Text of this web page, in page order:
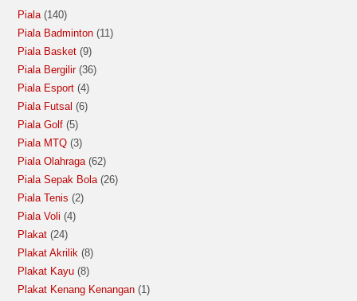
Piala 140
Piala Badminton 11
Piala Basket 9
Piala Bergilir 36
Piala Esport 4
Piala Futsal
6
Piala Golf 5
Piala MTQ 3
Piala Olahraga 62
Piala Sepak Bola 26
Piala Tenis
2
Piala Voli
4
Plakat 24
Plakat Akrilik 8
Plakat Kayu 8
Plakat Kenang Kenangan 1